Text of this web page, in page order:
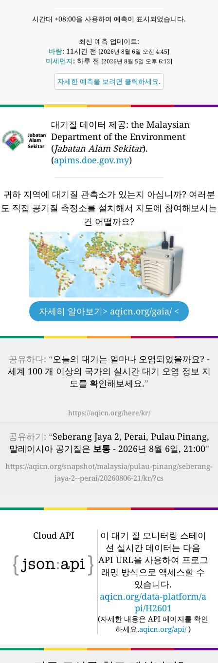
시간대 +08:00을 사용하여 예측이 표시되었습니다.
최신 예측 업데이트:
바람: 11시간 전 [2026년 8월 6일 오전 4:45]
미세먼지: 하루 전 [2026년 8월 5일 오후 6:12]
자세한 예측을 보려면 클릭하세요.
대기질 데이터 제공: the Malaysian
Department of the Environment
(Jabatan Alam Sekitar).
(apims.doe.gov.my)
귀하 지역에 대기질 관측소가 있는지 아십니까? 여러분
도 직접 공기질 측정소를 설치해서 지도에 참여해보시는
건 어떨까요?
자세히 알아보기> aqicn.org/gaia/ <
공유하다: “오늘의 대기는 얼마나 오염되었을까요? -
세계 100 개 이상의 국가의 실시간 대기 오염 정보 지
도를 확인해보세요.”
https://aqicn.org/here/kr/
공유하기: “Seberang Jaya 2, Perai, Pulau Pinang,
말레이시아 공기질은 보통- 2026년 8월 6일, 21:00”
https://aqicn.org/snapshot/malaysia/pulau-pinang/seberang-
jaya-2--perai/20260806-21/kr/?cs
Cloud API
이 대기 질 모니터링 스테이
션 실시간 데이터는 다음
API URL을 사용하여 프로그
래밍 방식으로 액세스할 수
있습니다.
aqicn.org/data-platform/a
pi/H2601
(자세한 내용은 API 페이지를 확인
하세요.aqicn.org/api/ )